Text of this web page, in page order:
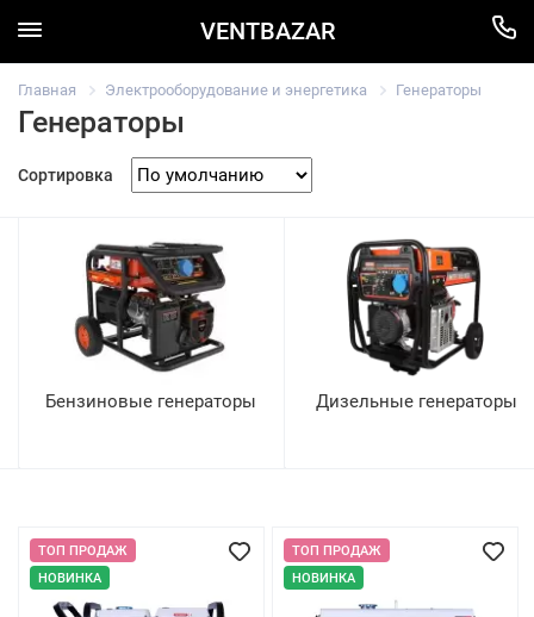
VENTBAZAR
Главная Электрооборудование и энергетика Генераторы
Генераторы
Сортировка
Бензиновые генераторы Дизельные генераторы
ТОП ПРОДАЖ
НОВИНКА
ТОП ПРОДАЖ
НОВИНКА